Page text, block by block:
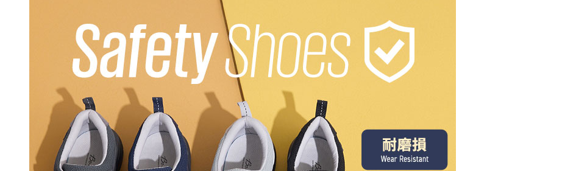
NT$999 atau lebih
付款後7-11取貨
NT$70/pesanan | Penghantaran percuma untuk pesanan
NT$999 atau lebih
黑貓宅急便
NT$70/pesanan | Penghantaran percuma untuk pesanan
NT$999 atau lebih
海外配送 Kadar Penghantaran